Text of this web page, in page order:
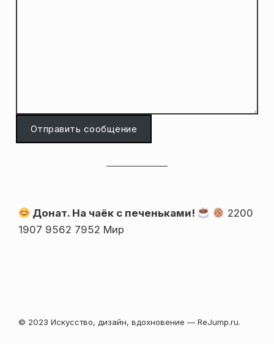
Отправить сообщение
Донат. На чаёк с печеньками!
2200
1907 9562 7952 Мир
© 2023 Искусство, дизайн, вдохновение — ReJump.ru.